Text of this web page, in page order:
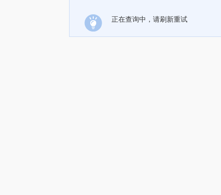
正在查询中，请刷新重试